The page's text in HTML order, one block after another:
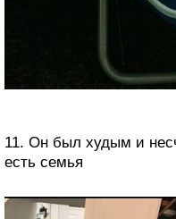
11. Он был худым и
есть семья